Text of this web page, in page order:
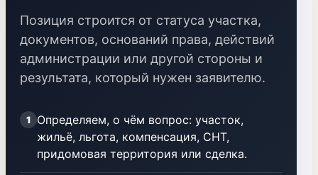
Позиция строится от статуса участка,
документов, оснований права, действий
администрации или другой стороны и
результата, который нужен заявителю.
1
Определяем, о чём вопрос: участок,
жильё, льгота, компенсация, СНТ,
придомовая территория или сделка.